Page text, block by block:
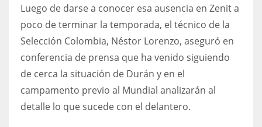
DEN
24
20
Luego de darse a conocer esa ausencia en Zenit a
poco de terminar la temporada, el técnico de la
Selección Colombia, Néstor Lorenzo, aseguró en
conferencia de prensa que ha venido siguiendo
de cerca la situación de Durán y en el
campamento previo al Mundial analizarán al
detalle lo que sucede con el delantero.